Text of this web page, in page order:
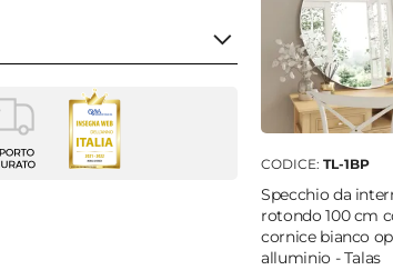
CODICE: TL-1BP
Specchio da
rotondo 100 cm
cornice bianco
alluminio - Talas